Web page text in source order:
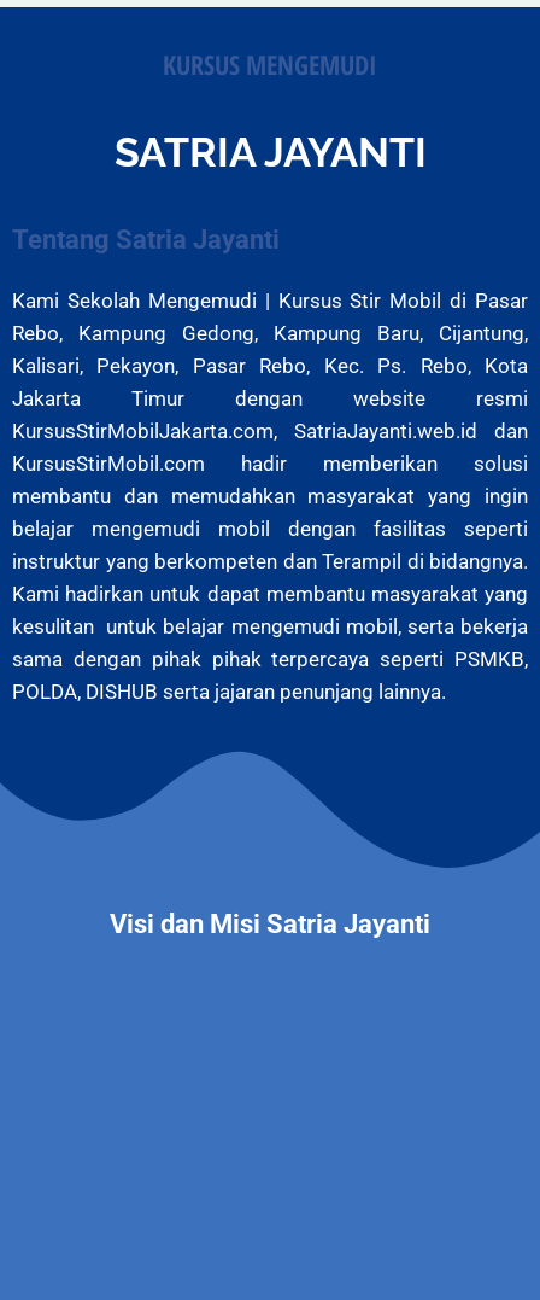
KURSUS MENGEMUDI
SATRIA JAYANTI
Tentang Satria Jayanti
Kami Sekolah Mengemudi | Kursus Stir Mobil di Pasar
Rebo, Kampung Gedong, Kampung Baru, Cijantung,
Kalisari, Pekayon, Pasar Rebo, Kec. Ps. Rebo, Kota
Jakarta Timur dengan website resmi
KursusStirMobilJakarta.com, SatriaJayanti.web.id dan
KursusStirMobil.com hadir memberikan solusi
membantu dan memudahkan masyarakat yang ingin
belajar mengemudi mobil dengan fasilitas seperti
instruktur yang berkompeten dan Terampil di bidangnya.
Kami hadirkan untuk dapat membantu masyarakat yang
kesulitan untuk belajar mengemudi mobil, serta bekerja
sama dengan pihak pihak terpercaya seperti PSMKB,
POLDA, DISHUB serta jajaran penunjang lainnya.
Visi dan Misi Satria Jayanti